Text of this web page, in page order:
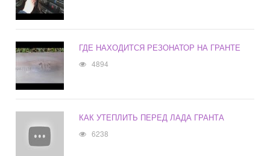
ГДЕ НАХОДИТСЯ РЕЗОНАТОР НА ГРАНТЕ
4894
КАК УТЕПЛИТЬ ПЕРЕД ЛАДА ГРАНТА
6238